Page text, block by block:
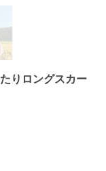
りロングスカー